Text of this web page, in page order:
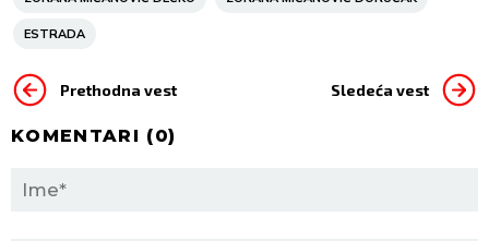
ESTRADA
Prethodna vest Sledeća vest
KOMENTARI (0)